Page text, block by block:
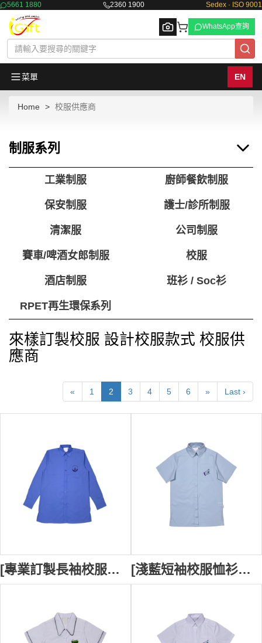
5661 1880 2360 1900 Sedex · ISO 9001
WhatsApp查詢
菜單 EN
Home 校服供應商
制服系列
工業制服 廚師餐飲制服
保安制服 護士/診所制服
清潔服 公司制服
賽車/啤酒女郎制服 校服
酒店制服 班衫 / Soc衫
RPET再生環保系列
來樣訂製校服 設計校服款式 校服供
應商
« 1 2 3 4 5 6 » Last ›
[專業訂製長袖校服恤衫] ｜St James' Primary School 自定義Logo繡花款式｜校服造型選擇｜校服恤衫專門店 SU396 [淺藍短袖校服恤衫在線訂購] ｜Hunter School of the Performing Arts 制服恤衫設計恤衫｜自製繡花logo｜恤衫專門店 SU395